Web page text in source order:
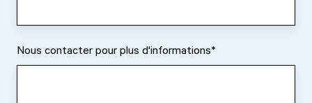
Nous contacter pour plus d'informations*